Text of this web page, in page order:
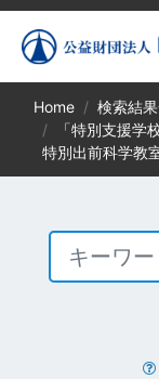
Home
検索結
「特別支援学
特別出前科学教